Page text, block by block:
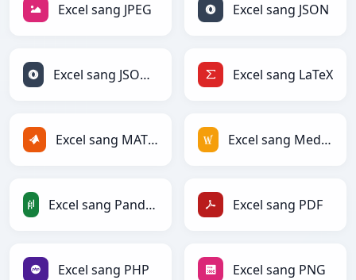
Excel sang JPEG Excel sang JSON
Excel sang JSONLines Excel sang LaTeX
Excel sang MATLAB Excel sang MediaWiki
Excel sang PandasDataFrame Excel sang PDF
Excel sang PHP Excel sang PNG